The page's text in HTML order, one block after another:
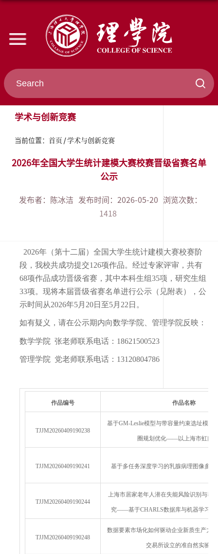
学术与创新竞赛
当前位置： 首页 学术与创新竞赛
2026年全国大学生统计建模大赛校赛晋级省赛名单
公示
发布者：陈冰洁 发布时间：2026-05-20
浏览次数：
1418
2026年（第十二 届）全国大学生统计建模大赛校赛阶
段， 我校共成功提交1 26项作品。经过专家评审，共有
68项作品成功晋级省赛 ，其中本科生组35项，研究生组
33项。现将本届晋级省赛名单进行公示（见附表），公
示时间从2026年5月20日至5月22 日。
如有疑义，请在公示期内向数学学院 管理学院反映：
数学学院 张老师联系电话： 18621500523
管理学院 党老师联系电话： 13120804786
作品编号 作品名称
TJJM20260409190238
基于GM-Leslie模型与带容量约束选址模型
圈规划优化——以上海市虹口
TJJM20260409190241 基于多任务深度学习的乳腺病理图像多亚
TJJM20260409190244
上海市居家老年人潜在失能风险识别与养
究——基于CHARLS数据库与机器学习的
TJJM20260409190248
数据要素市场化如何驱动企业新质生产力
交易所设立的准自然实验证